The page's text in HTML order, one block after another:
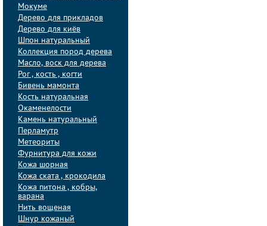
Мокуме
Дерево для прикладов
Дерево для киёв
Шпон натуральный
Коллекция пород дерева
Масло, воск для дерева
Рог , кость , когти
Бивень мамонта
Кость натуральная
Окаменелости
Камень натуральный
Перламутр
Метеориты
Фурнитура для кожи
Кожа шорная
Кожа ската , крокодила
Кожа питона , кобры,
варана
Нить вощеная
Шнур кожаный